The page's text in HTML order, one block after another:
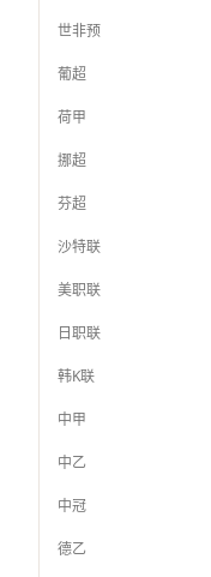
世非预
葡超
荷甲
挪超
芬超
沙特联
美职联
日职联
韩K联
中甲
中乙
中冠
德乙